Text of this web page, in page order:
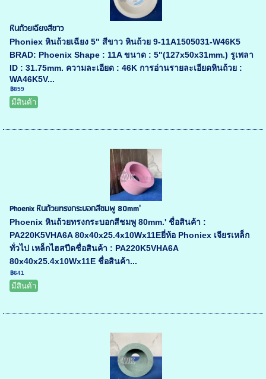
หินถ้วยเฉียงสีขาว
Phoniex หินถ้วยเฉียง 5" สีขาว หินถ้วย 9-11A1505031-W46K5
BRAD: Phoenix Shape : 11A ขนาด : 5"(127x50x31mm.) รูเพลา
ID : 31.75mm. ความละเอียด : 46K การอ่านรายละเอียดหินถ้วย :
WA46K5V...
฿859
มีสินค้า
Phoenix หินถ้วยทรงกระบอกสีชมพู 80mm'
Phoenix หินถ้วยทรงกระบอกสีชมพู 80mm.' ชื่อสินค้า :
PA220K5VHA6A 80x40x25.4x10Wx11Eยี่ห้อ Phoniex เจียรเหล็ก
ทั่วไป เหล็กไฮสปีดชื่อสินค้า : PA220K5VHA6A
80x40x25.4x10Wx11E ชื่อสินค้า...
฿641
มีสินค้า